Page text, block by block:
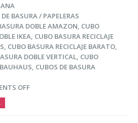
BASURA / PAPELERAS
DOBLE AMAZON, CUBO
IKEA, CUBO BASURA RECICLAJE
, CUBO BASURA RECICLAJE BARATO,
DOBLE VERTICAL, CUBO
BAUHAUS, CUBOS DE BASURA
OFF
por
al mismo tiempo
16 agosto, 2021
Claves para el
de los pies en